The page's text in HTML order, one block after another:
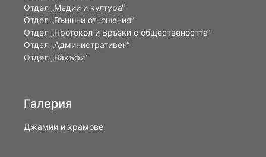
Отдел „Медии и култура“
Отдел „Външни отношения”
Oтдел „Протокол и Връзки с обществеността“
Отдел „Административен“
Отдел „Вакъфи“
Галерия
Джамии и храмове